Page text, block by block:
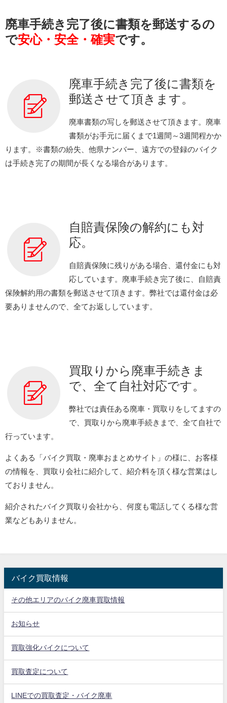
廃車手続き完了後に書類を郵送するの
で安心・安全・確実です。
廃車手続き完了後に書類を
郵送させて頂きます。
廃車書類の写しを郵送させて頂きます。廃車
書類がお手元に届くまで1週間～3週間程かか
ります。※書類の紛失、他県ナンバー、遠方での登録のバイク
は手続き完了の期間が長くなる場合があります。
自賠責保険の解約にも対
応。
自賠責保険に残りがある場合、還付金にも対
応しています。廃車手続き完了後に、自賠責
保険解約用の書類を郵送させて頂きます。弊社では還付金は必
要ありませんので、全てお返ししています。
買取りから廃車手続きま
で、全て自社対応です。
弊社では責任ある廃車・買取りをしてますの
で、買取りから廃車手続きまで、全て自社で
行っています。
よくある「バイク買取・廃車おまとめサイト」の様に、お客様
の情報を、買取り会社に紹介して、紹介料を頂く様な営業はし
ておりません。
紹介されたバイク買取り会社から、何度も電話してくる様な営
業などもありません。
バイク買取情報
その他エリアのバイク廃車買取情報
お知らせ
買取強化バイクについて
買取査定について
LINEでの買取査定・バイク廃車